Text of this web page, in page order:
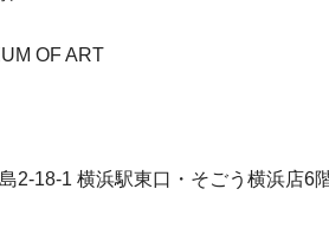
OF ART
2-18-1 横浜駅東口・そごう横浜店6